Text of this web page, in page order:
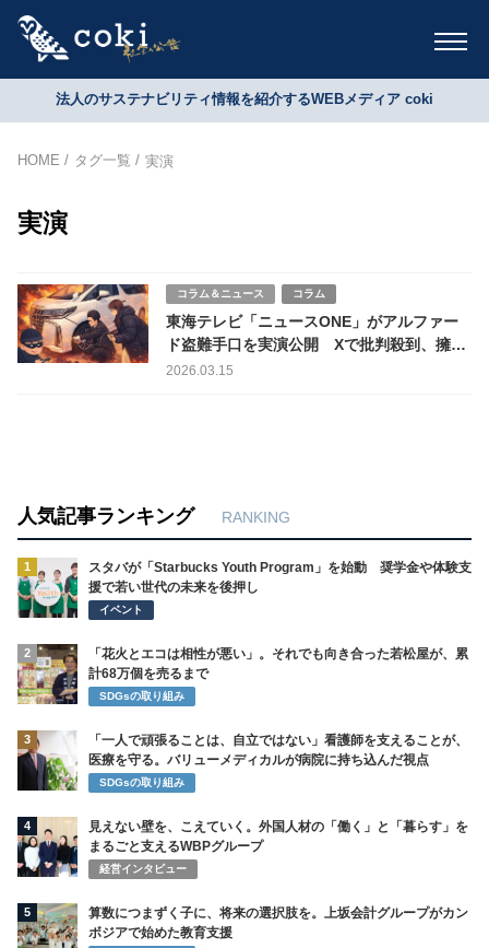
法人のサステナビリティ情報を紹介するWEBメディア coki
HOME タグ一覧 実演
実演
コラム＆ニュース コラム
東海テレビ「ニュースONE」がアルファー
ド盗難手口を実演公開 Xで批判殺到、擁護
意見も分かれる
2026.03.15
人気記事ランキング RANKING
1
スタバが「Starbucks Youth Program」を始動 奨学金や体験支
援で若い世代の未来を後押し
イベント
2
「花火とエコは相性が悪い」。それでも向き合った若松屋が、累
計68万個を売るまで
SDGsの取り組み
3
「一人で頑張ることは、自立ではない」看護師を支えることが、
医療を守る。バリューメディカルが病院に持ち込んだ視点
SDGsの取り組み
4
見えない壁を、こえていく。外国人材の「働く」と「暮らす」を
まるごと支えるWBPグループ
経営インタビュー
5
算数につまずく子に、将来の選択肢を。上坂会計グループがカン
ボジアで始めた教育支援